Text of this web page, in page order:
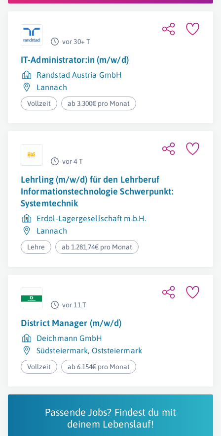
vor 30+ T
IT-Administrator:in (m/w/d)
Randstad Austria GmbH
Lannach
Vollzeit ab 3.300€ pro Monat
vor 4 T
Lehrling (m/w/d) für den Lehrberuf
Informationstechnologie Schwerpunkt:
Systemtechnik
Erdöl-Lagergesellschaft m.b.H.
Lannach
Lehre ab 1.281,74€ pro Monat
vor 11 T
District Manager (m/w/d)
Deichmann GmbH
Südsteiermark, Oststeiermark
Vollzeit ab 6.154€ pro Monat
Passende Jobs? Findest du mit
deinem Lebenslauf!